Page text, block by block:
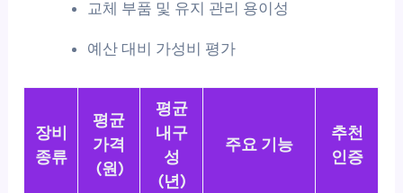
교체 부품 및 유지 관리 용이성
예산 대비 가성비 평가
장비
종류
평균
가격
(원)
평균
내구
성
(년)
주요 기능
추천
인증